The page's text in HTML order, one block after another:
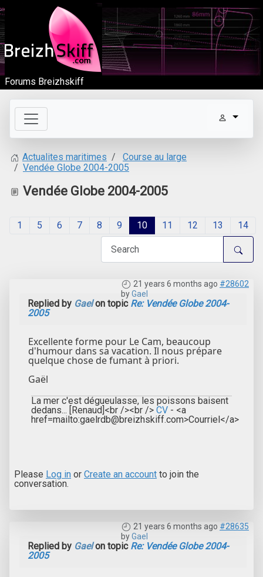
Forums Breizhskiff
Actualites maritimes
Course au large
Vendée Globe 2004-2005
Vendée Globe 2004-2005
1 5 6 7 8 9 10 11 12 13 14
21 years 6 months ago #28602
byGael
Replied by Gaelon topic Re: Vendée Globe 2004-
2005
Excellente forme pour Le Cam, beaucoup
d'humour dans sa vacation. Il nous prépare
quelque chose de fumant à priori.
Gaël
La mer c'est dégueulasse, les poissons baisent
dedans... [Renaud]<br /><br /> CV - <a
href=mailto:gaelrdb@breizhskiff.com>Courriel</a>
Please Log in or Create an account to join the
conversation.
21 years 6 months ago #28635
byGael
Replied by Gaelon topic Re: Vendée Globe 2004-
2005